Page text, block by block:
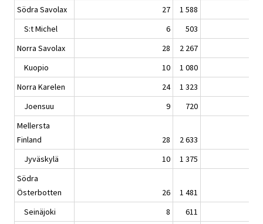
Södra Savolax
27
1 588
S:t Michel
6
503
Norra Savolax
28
2 267
Kuopio
10
1 080
Norra Karelen
24
1 323
Joensuu
9
720
Mellersta
Finland
28
2 633
Jyväskylä
10
1 375
Södra
Österbotten
26
1 481
Seinäjoki
8
611